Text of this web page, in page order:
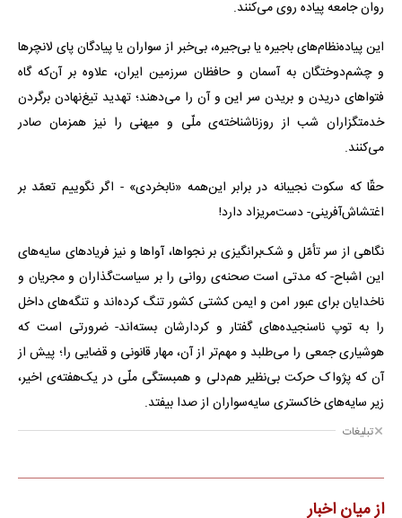
سرافرازانه، موفقیت‌زا و مصلحت‌آمیز را رقم بزند، عده‌ای خارج از این
مسئولیت سترگ و از سر حرص دیده‌شدن یا بیکاری ناشی از تعطیلی
مجلس، یا خوکردگی به شعارهای فضایی و مصون از رسیدگی قضایی، بر
روان جامعه پیاده روی می‌کنند.
و چشم‌دوختگان به آسمان و حافظان سرزمین ایران، علاوه بر آن‌که گاه
فتواهای دریدن و بریدن سر این و آن را می‌دهند؛ تهدید تیغ‌نهادن برگردن
خدمتگزاران شب از روزناشناخته‌ی ملّی و میهنی را نیز همزمان صادر
می‌کنند.
حقّا که سکوت نجیبانه در برابر این‌همه «نابخردی» - اگر نگوییم تعمّد بر
اغتشاش‌آفرینی- دست‌مریزاد دارد!
نگاهی از سر تأمّل و شک‌برانگیزی بر نجواها، آواها و نیز فریادهای سایه‌های
این اشباح- که مدتی است صحنه‌ی روانی را بر سیاست‌گذاران و مجریان و